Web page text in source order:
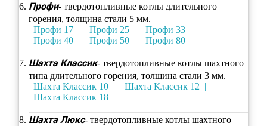
Профи- твердотопливные котлы длительного
горения, толщина стали 5 мм.
Профи 17
Профи 25
Профи 33
Профи 40
Профи 50 Профи 80
Шахта Классик- твердотопливные котлы шахтного
типа длительного горения, толщина стали 3 мм.
Шахта Классик 10
Шахта Классик 12
Шахта Классик 18
Шахта Люкс- твердотопливные котлы шахтного